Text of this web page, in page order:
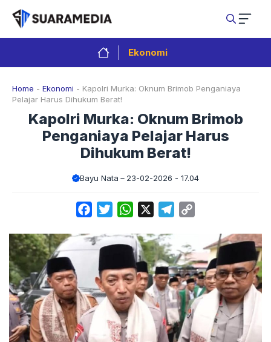
Langsung
isi
Ekonomi
Home - Ekonomi - Kapolri Murka: Oknum Brimob Penganiaya
Pelajar Harus Dihukum Berat!
Kapolri Murka: Oknum Brimob
Penganiaya Pelajar Harus
Dihukum Berat!
Bayu Nata 23-02-2026 - 17.04
FacebookTwitterWhatsApp Telegram